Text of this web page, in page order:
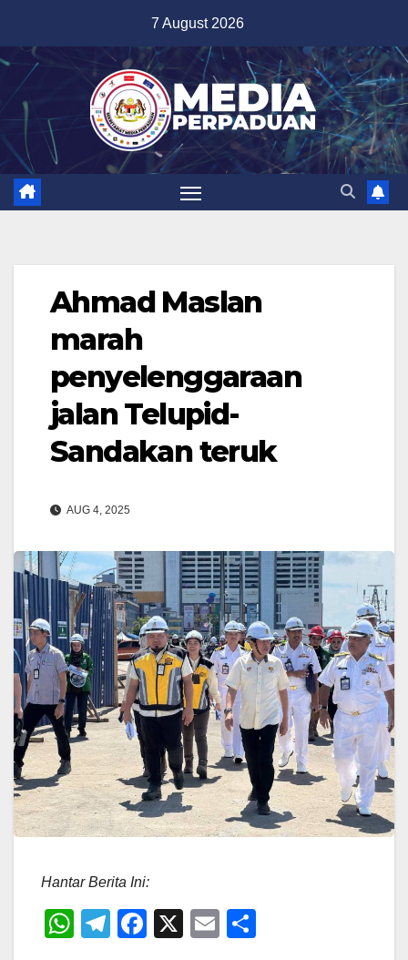
content
7 August 2026
Ahmad Maslan
marah
penyelenggaraan
jalan Telupid-
Sandakan teruk
AUG 4, 2025
Hantar Berita Ini:
W
T
F
X
E